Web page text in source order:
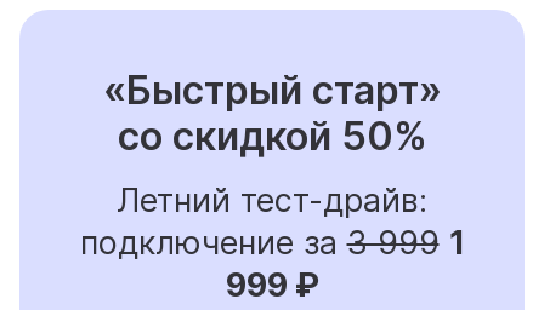
«Быстрый старт»
со скидкой 50%
Летний тест-драйв:
подключение за3 999 1
999 ₽